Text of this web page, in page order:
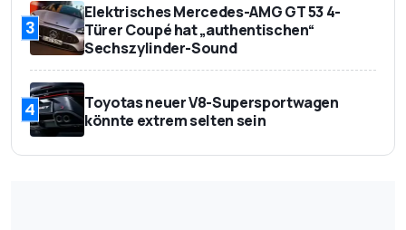
3
Elektrisches Mercedes-AMG GT 53 4-
Türer Coupé hat „authentischen“
Sechszylinder-Sound
4
Toyotas neuer V8-Supersportwagen
könnte extrem selten sein